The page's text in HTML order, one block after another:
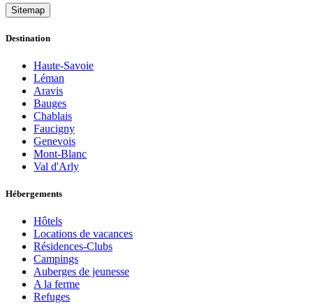
Sitemap
Destination
Haute-Savoie
Léman
Aravis
Bauges
Chablais
Faucigny
Genevois
Mont-Blanc
Val d'Arly
Hébergements
Hôtels
Locations de vacances
Résidences-Clubs
Campings
Auberges de jeunesse
A la ferme
Refuges